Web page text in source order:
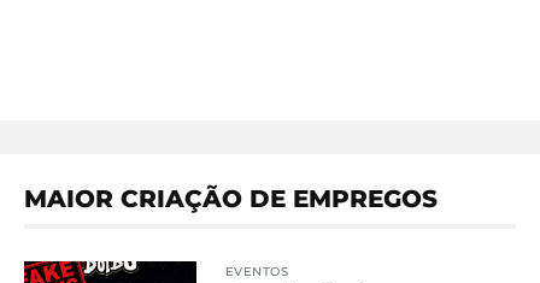
MAIOR CRIAÇÃO DE EMPREGOS
EVENTOS